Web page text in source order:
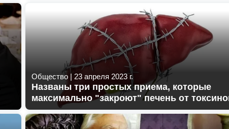
Общество | 23 апреля 2023 г.
Названы три простых приема, которые
максимально "закроют" печень от